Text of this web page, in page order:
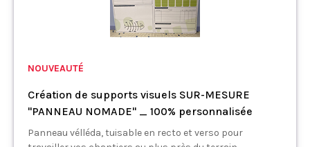
NOUVEAUTÉ
Création de supports visuels SUR-MESURE
"PANNEAU NOMADE" _ 100% personnalisée
Panneau vélléda, tuisable en recto et verso pour